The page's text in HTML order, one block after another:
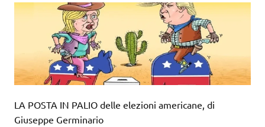
LA POSTA IN PALIO delle elezioni americane, di
Giuseppe Germinario